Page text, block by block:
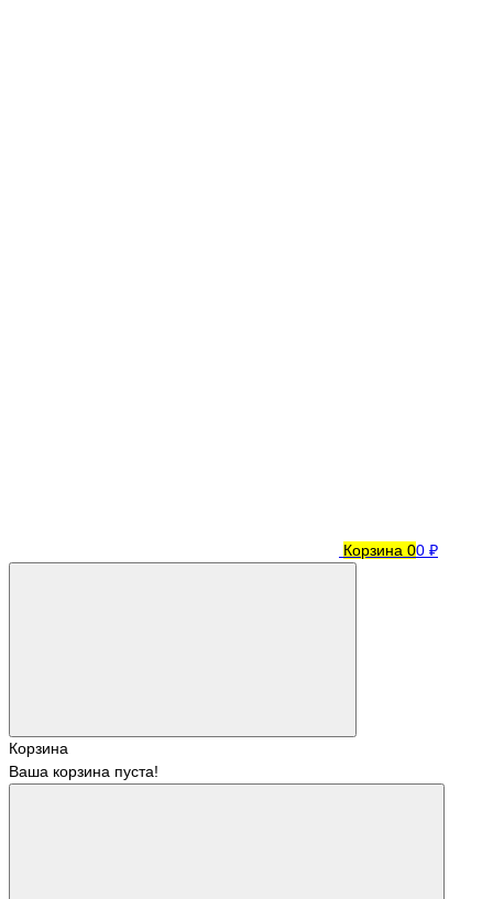
Корзина 00 ₽
Корзина
Ваша корзина пуста!